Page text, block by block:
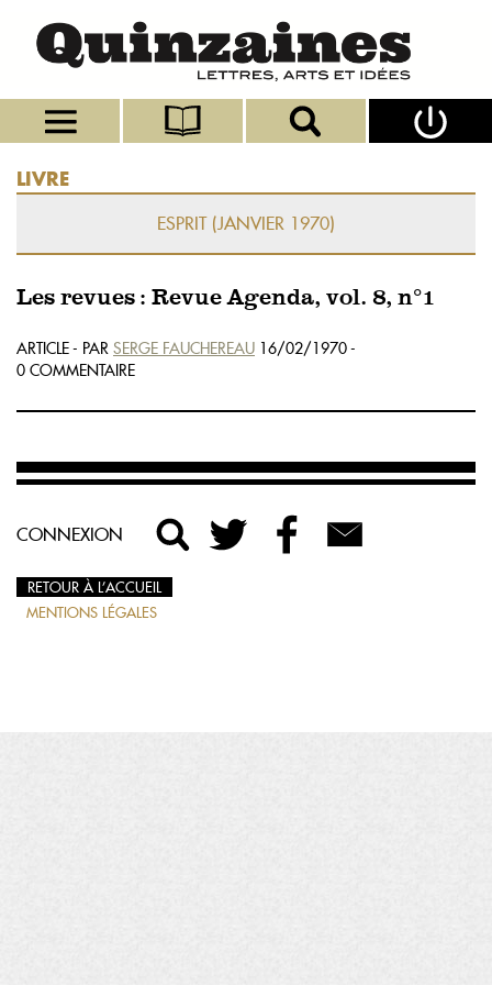
LIVRE
ESPRIT (JANVIER 1970)
Les revues : Revue Agenda, vol. 8, n°1
ARTICLE - PAR SERGE FAUCHEREAU 16/02/1970 -
0 COMMENTAIRE
CONNEXION
RETOUR À L’ACCUEIL
MENTIONS LÉGALES